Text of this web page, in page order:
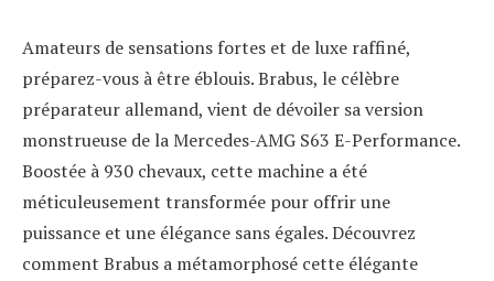
Amateurs de sensations fortes et de luxe raffiné,
préparez-vous à être éblouis. Brabus, le célèbre
préparateur allemand, vient de dévoiler sa version
monstrueuse de la Mercedes-AMG S63 E-Performance.
Boostée à 930 chevaux, cette machine a été
méticuleusement transformée pour offrir une
puissance et une élégance sans égales. Découvrez
comment Brabus a métamorphosé cette élégante